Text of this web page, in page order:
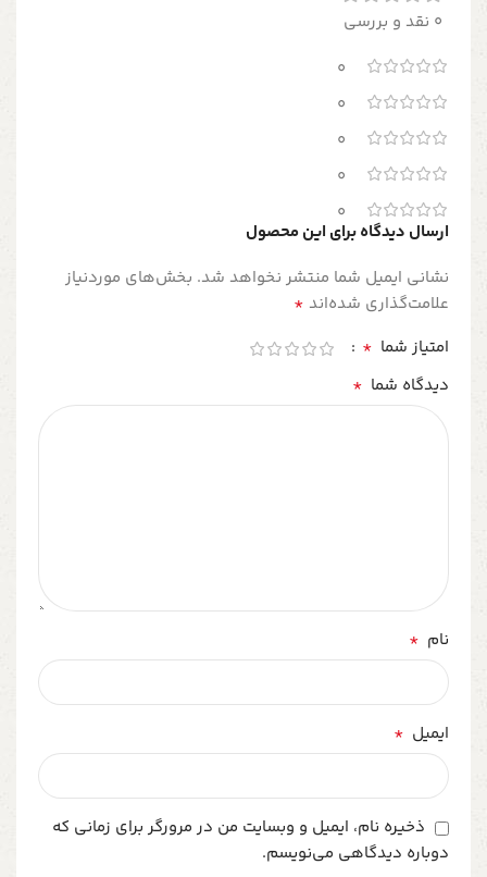
0 نقد و بررسی
0
0
0
0
0
ارسال دیدگاه برای این محصول
نشانی ایمیل شما منتشر نخواهد شد. بخش‌های موردنیاز
علامت‌گذاری شده‌اند *
امتیاز شما *
دیدگاه شما *
نام *
ایمیل *
ذخیره نام، ایمیل و وبسایت من در مرورگر برای زمانی که
دوباره دیدگاهی می‌نویسم.